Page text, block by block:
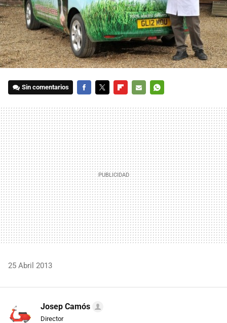
Sin comentarios
MAIL
25 Abril 2013
Josep Camós
Director